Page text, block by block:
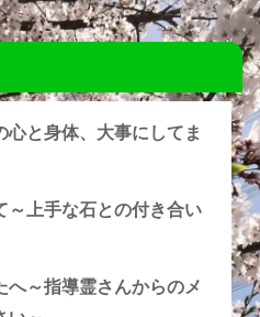
と身体、大事にしてま
～上手な石との付き合い
へ～指導霊さんからのメ